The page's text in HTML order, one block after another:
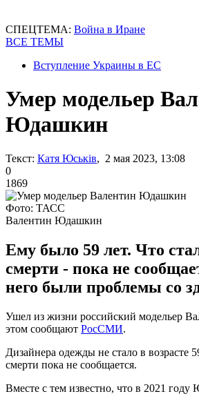
СПЕЦТЕМА: Война в Иране
ВСЕ ТЕМЫ
Вступление Украины в ЕС
Умер модельер
Юдашкин
Текст: Катя Юськів, 2 мая 2023, 13:08
0
1869
Фото: ТАСС
Валентин Юдашкин
Ему было 59 лет. Что
смерти - пока не
него были проблемы со
Ушел из жизни российский модельер
этом сообщают РосСМИ.
Дизайнера одежды не стало в возрасте
смерти пока не сообщается.
Вместе с тем известно, что в 2021